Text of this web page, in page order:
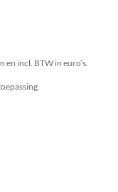
incl. BTW in euro’s.